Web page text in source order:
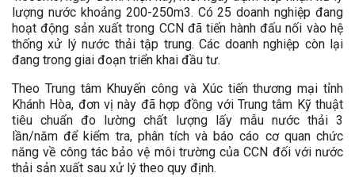
lượng nước khoảng 200-250m3. Có 25 doanh nghiệp đang
hoạt động sản xuất trong CCN đã tiến hành đấu nối vào hệ
thống xử lý nước thải tập trung. Các doanh nghiệp còn lại
đang trong giai đoạn triển khai đầu tư.
Theo Trung tâm Khuyến công và Xúc tiến thương mại tỉnh
Khánh Hòa, đơn vị này đã hợp đồng với Trung tâm Kỹ thuật
tiêu chuẩn đo lường chất lượng lấy mẫu nước thải 3
lần/năm để kiểm tra, phân tích và báo cáo cơ quan chức
năng về công tác bảo vệ môi trường của CCN đối với nước
thải sản xuất sau xử lý theo quy định.